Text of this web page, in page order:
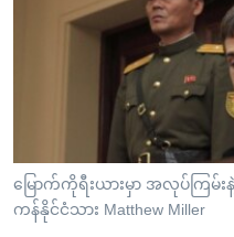
သို့
ကျော်
ကြည့်
မကြေးမုံရဲ့ အင်္ဂလိပ်စာ
ရုပ်ရှင်ထဲက အင်္ဂလိပ်စာ
သုတပဒေသာ အင်္ဂလိပ်စာ
ရေဒီယိုနှင့်ရုပ်သံ အချက်အလ
ရေဒီယို/တီဗွီအစီအစဉ်
Learning English
ဗွီအိုအေ လူမှုကွန်ယက်များ
မြောက်ကိုရီးယားမှာ အလုပ်ကြမ်
ကန်နိုင်ငံသား Matthew Miller